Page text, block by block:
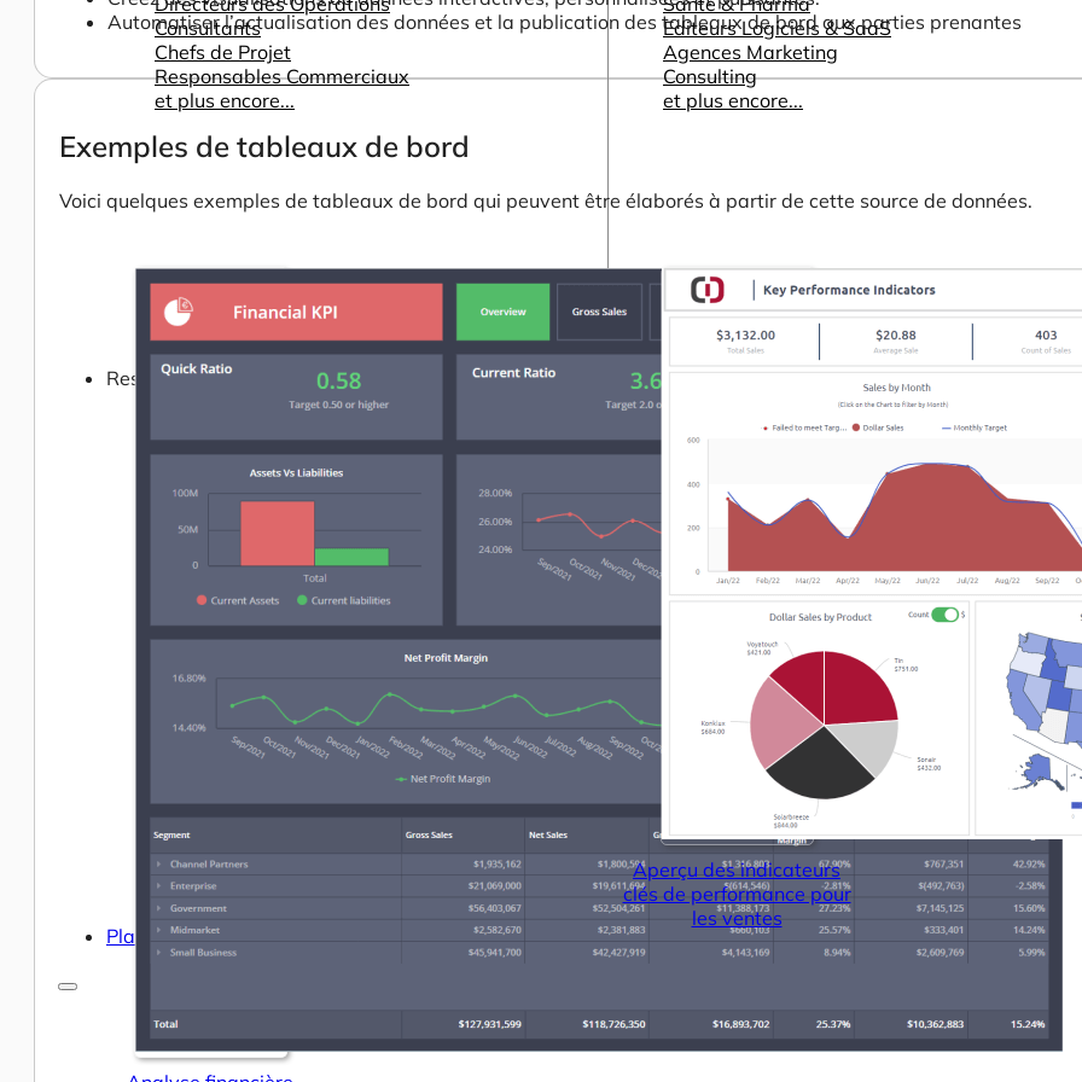
Consultants
Chefs de Projet
Responsables Commerciaux
et plus encore...
Editeurs Logiciels & SaaS
Agences Marketing
Consulting
et plus encore...
Ressources
Support
Tous Nos Canaux de Support
Help Center & Documentation
Nos services
Analyse Statistique & ML
Autres ressources
Tableaux de bord & Rapports
Webinars
eBooks
Plans
Automatiser l’actualisation des données et la publication des tableaux de bord aux parties prenantes
Exemples de tableaux de bord
Voici quelques exemples de tableaux de bord qui peuvent être élaborés à partir de cette source de données.
Aperçu des indicateurs
clés de performance pour
les ventes